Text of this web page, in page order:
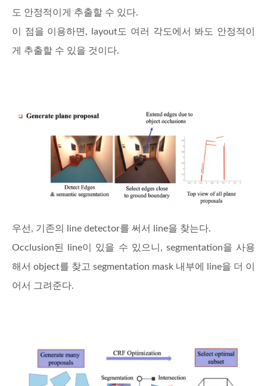
도 안정적이게 추출할 수 있다.
이 점을 이용하면, layout도 여러 각도에서 봐도 안정적이
게 추출할 수 있을 것이다.
우선, 기존의 line detector를 써서 line을 찾는다.
Occlusion된 line이 있을 수 있으니, segmentation을 사용
해서 object를 찾고 segmentation mask 내부에 line을 더 이
어서 그려준다.